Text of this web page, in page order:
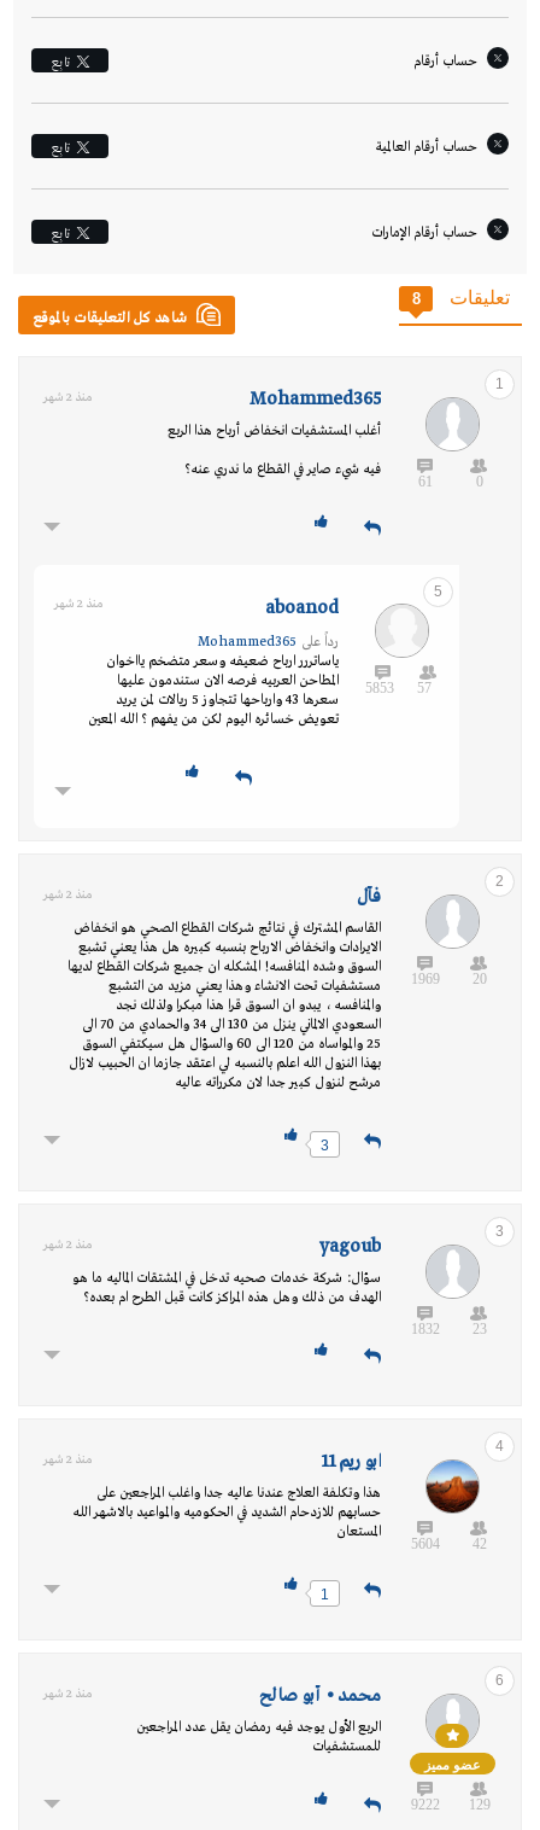
حساب أرقام تابِع
حساب أرقام العالمية تابِع
حساب أرقام الإمارات‎ تابِع
شاهد كل التعليقات بالموقع
تعليقات 8
1
0
61
Mohammed365 منذ 2 شهر
أغلب المستشفيات انخفاض أرباح هذا الربع
فيه شيء صاير في القطاع ما ندري عنه؟
5
57
5853
aboanod منذ 2 شهر
رداً على
ياساتررر ارباح ضعيفه وسعر متضخم يااخوان
المطاحن العربيه فرصه الان ستندمون عليها
سعرها 43 وارباحها تتجاوز 5 ريالات لمن يريد
تعويض خسائره اليوم لكن من يفهم ؟ الله المعين
2
20
1969
فأل منذ 2 شهر
القاسم المشترك في نتائج شركات القطاع الصحي هو انخفاض
الايرادات وانخفاض الارباح بنسبه كبيره هل هذا يعني تشبع
السوق وشده المنافسه! المشكله ان جميع شركات القطاع لديها
مستشفيات تحت الانشاء وهذا يعني مزيد من التشبع
والمنافسه ، يبدو ان السوق قرا هذا مبكرا ولذلك نجد
السعودي الالماني ينزل من 130 الى 34 والحمادي من 70 الى
25 والمواساه من 120 الى 60 والسؤال هل سيكتفي السوق
بهذا النزول الله اعلم بالنسبه لي اعتقد جازما ان الحبيب لازال
مرشح لنزول كبير جدا لان مكرراته عاليه
3
3
23
1832
yagoub منذ 2 شهر
سؤال: شركة خدمات صحيه تدخل في المشتقات الماليه ما هو
الهدف من ذلك وهل هذه المراكز كانت قبل الطرح ام بعده؟
4
42
5604
ابو ريم 11 منذ 2 شهر
هذا وتكلفة العلاج عندنا عاليه جدا واغلب المراجعين على
حسابهم للازدحام الشديد في الحكوميه والمواعيد بالاشهر الله
المستعان
1
6
عضو مميز
129
9222
محمد • أبو صالح منذ 2 شهر
الربع الأول يوجد فيه رمضان يقل عدد المراجعين
للمستشفيات